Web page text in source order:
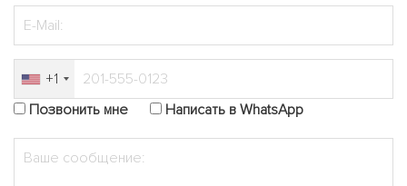
+1
Позвонить мне
Написать в WhatsApp